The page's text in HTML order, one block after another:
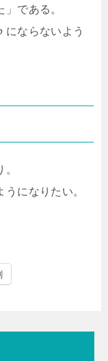
である。
ならないよう
になりたい。